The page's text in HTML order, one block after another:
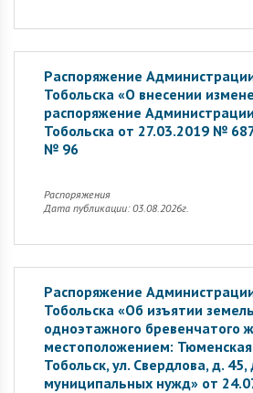
Распоряжение
Тобольска «О внесении
распоряжение
Тобольска от 27.03.2019 №
№ 96
Распоряжения
Дата публикации: 03.08.2026г.
Распоряжение
Тобольска «Об изъятии
одноэтажного бревенчатого
местоположением: Тюменская
Тобольск, ул. Свердлова, д. 45,
муниципальных нужд» от